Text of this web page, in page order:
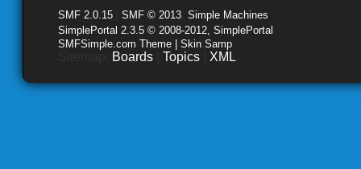
SMF 2.0.15 SMF © 2013 Simple Machines
SimplePortal 2.3.5 © 2008-2012, SimplePortal
SMFSimple.com Theme | Skin Samp
Boards Topics XML